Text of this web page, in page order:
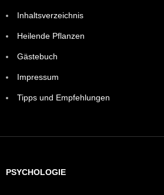
Inhaltsverzeichnis
Heilende Pflanzen
Gästebuch
Impressum
Tipps und Empfehlungen
PSYCHOLOGIE